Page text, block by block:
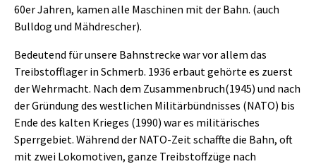
60er Jahren, kamen alle Maschinen mit der Bahn. (auch
Bulldog und Mähdrescher).
Bedeutend für unsere Bahnstrecke war vor allem das
Treibstofflager in Schmerb. 1936 erbaut gehörte es zuerst
der Wehrmacht. Nach dem Zusammenbruch(1945) und nach
der Gründung des westlichen Militärbündnisses (NATO) bis
Ende des kalten Krieges (1990) war es militärisches
Sperrgebiet. Während der NATO-Zeit schaffte die Bahn, oft
mit zwei Lokomotiven, ganze Treibstoffzüge nach